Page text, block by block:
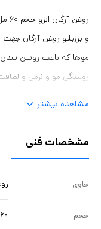
و برزیلیو روغن آرگان
موها که باعث روشن شدن
ژولیدگی مو و نرمی و
مشاهده بیشتر
مشخصات فنی
حاوی
حجم ۶۰ میلی‌لیتر